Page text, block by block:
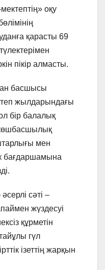
оқу
қарасты 69
пікір алмасты.
басшысы
жылдарындағы
бір балалық
мен
бағдаршамына
сәті –
жүздесуі
құрметін
гүл
ізеттің жарқын